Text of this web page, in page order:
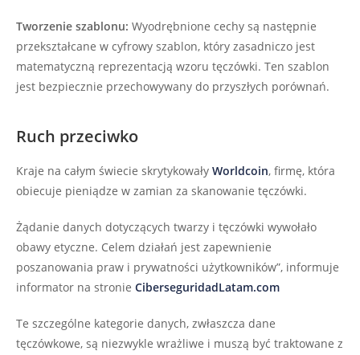
Tworzenie szablonu: Wyodrębnione cechy są następnie
przekształcane w cyfrowy szablon, który zasadniczo jest
matematyczną reprezentacją wzoru tęczówki. Ten szablon
jest bezpiecznie przechowywany do przyszłych porównań.
Ruch przeciwko
Kraje na całym świecie skrytykowały Worldcoin, firmę, która
obiecuje pieniądze w zamian za skanowanie tęczówki.
Żądanie danych dotyczących twarzy i tęczówki wywołało
obawy etyczne. Celem działań jest zapewnienie
poszanowania praw i prywatności użytkowników”, informuje
informator na stronie CiberseguridadLatam.com
Te szczególne kategorie danych, zwłaszcza dane
tęczówkowe, są niezwykle wrażliwe i muszą być traktowane z